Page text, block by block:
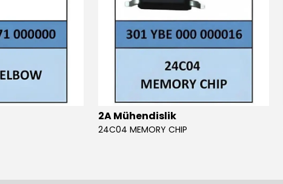
2A Mühendislik
24C04 MEMORY CHIP